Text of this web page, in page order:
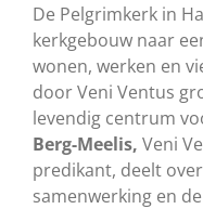
De Pelgrimkerk in
kerkgebouw naar
wonen, werken en
door Veni Ventus
levendig centrum
Berg-Meelis, Veni
predikant, deelt
samenwerking en